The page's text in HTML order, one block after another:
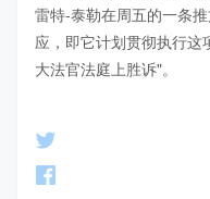
雷特-泰勒在周五的一条
应，即它计划贯彻执行
大法官法庭上胜诉"。